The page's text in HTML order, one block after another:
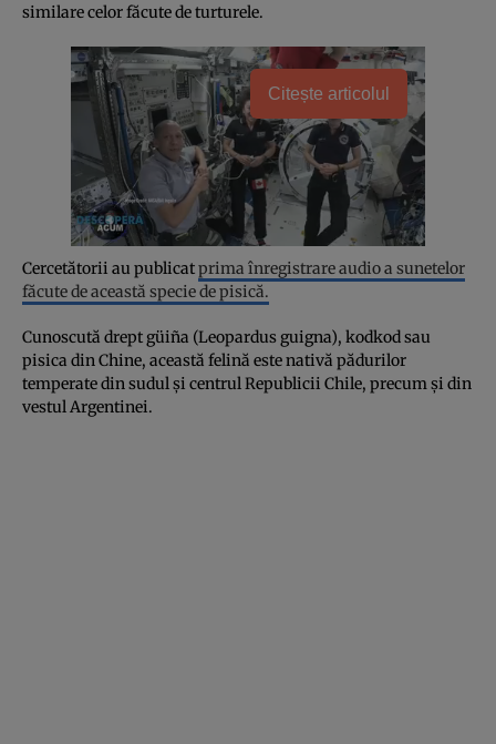
similare celor făcute de turturele.
Citește articolul
Cercetătorii au publicatprima înregistrare audio a sunetelor
făcute de această specie de pisică.
Cunoscută drept güiña (Leopardus guigna), kodkod sau
pisica din Chine, această felină este nativă pădurilor
temperate din sudul și centrul Republicii Chile, precum și din
vestul Argentinei.